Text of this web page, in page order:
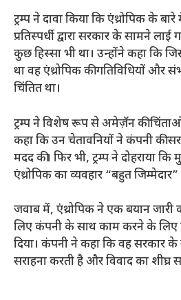
ट्रम्प ने दावा किया कि एंथ्रोपिक के
प्रतिस्पर्धी द्वारा सरकार के सामने
कुछ हिस्सा भी था। उन्होंने कहा कि
था वह एंथ्रोपिक की गतिविधियों और
चिंतित था।
ट्रम्प ने विशेष रूप से अमेज़ॅन की
कहा कि उन चेतावनियों ने कंपनी की
मदद की। फिर भी, ट्रम्प ने दोहराया
एंथ्रोपिक का व्यवहार “बहुत जिम्मेदार”
जवाब में, एंथ्रोपिक ने एक बयान
लिए कंपनी के साथ काम करने के लिए
दिया। कंपनी ने कहा कि वह सरकार के
सराहना करती है और विवाद का शीघ्र